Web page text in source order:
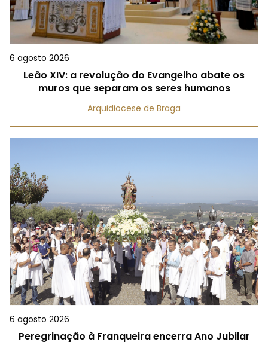
6 agosto 2026
Leão XIV: a revolução do Evangelho abate os
muros que separam os seres humanos
Arquidiocese de Braga
6 agosto 2026
Peregrinação à Franqueira encerra Ano Jubilar